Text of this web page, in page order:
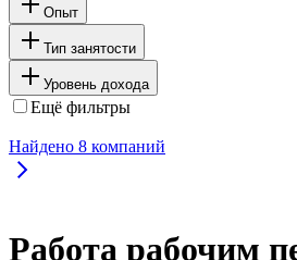
Опыт
Тип занятости
Уровень дохода
Ещё фильтры
Найдено 8 компаний
Работа рабочим